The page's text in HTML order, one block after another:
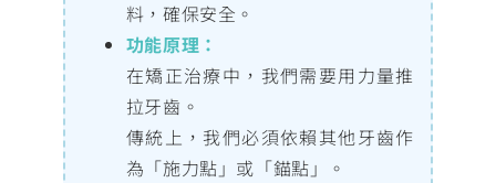
料，確保安全。
功能原理：
在矯正治療中，我們需要用力量推
拉牙齒。
傳統上，我們必須依賴其他牙齒作
為「施力點」或「錨點」。